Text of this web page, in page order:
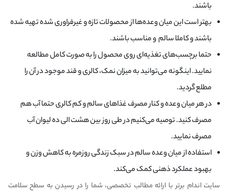
باشند.
بهتر است این میان وعده‌ها از محصولات تازه و غیر‌فراوری شده تهیه شده
باشند و کاملا سالم و مناسب باشند.
حتما برچسب‌های تغذیه‌ای روی محصول را به صورت کامل مطالعه
نمایید‌. اینگونه می‌توانید به میزان نمک، کالری و قند موجود در آن را
مطلع گردید.
در هر میان وعده‌ و کنار مصرف غذاهای سالم و کم کالری حتما آب هم
مصرف کنید. توصیه می‌کنیم در طی روز بین هشت الی ده لیوان آب
مصرف نمایید.
استفاده از میان وعده سالم در سبک زندگی روزمره به کاهش وزن و
بهبود عملکرد ذهنی کمک می‌کند.
سایت اندام برتر با ارائه مطالب تخصصی، شما را در رسیدن به سطح سلامت